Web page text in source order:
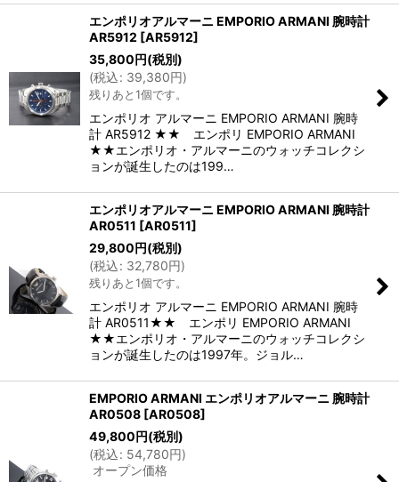
エンポリオアルマーニ EMPORIO ARMANI 腕時計
AR5912 [AR5912]
35,800円(税別)
(税込: 39,380円)
残りあと1個です。
エンポリオ アルマーニ EMPORIO ARMANI 腕時
計 AR5912 ★★ エンポリ EMPORIO ARMANI
★★エンポリオ・アルマーニのウォッチコレクシ
ョンが誕生したのは199…
エンポリオアルマーニ EMPORIO ARMANI 腕時計
AR0511 [AR0511]
29,800円(税別)
(税込: 32,780円)
残りあと1個です。
エンポリオ アルマーニ EMPORIO ARMANI 腕時
計 AR0511★★ エンポリ EMPORIO ARMANI
★★エンポリオ・アルマーニのウォッチコレクシ
ョンが誕生したのは1997年。ジョル…
EMPORIO ARMANI エンポリオアルマーニ 腕時計
AR0508 [AR0508]
49,800円(税別)
(税込: 54,780円)
オープン価格